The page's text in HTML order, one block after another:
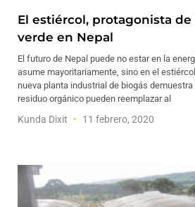
El estiércol, protagonista
verde en Nepal
El futuro de Nepal puede no estar en la
asume mayoritariamente, sino en el
nueva planta industrial de biogás
residuo orgánico pueden reemplazar al
Kunda Dixit 11 febrero, 2020